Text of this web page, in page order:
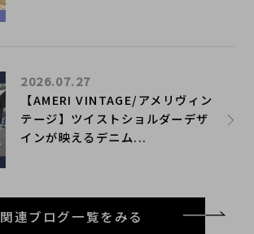
【AMERI VINTAGE/アメリヴィン
テージ】ツイストショルダーデザ
インが映えるデニム...
2026.07.27
関連ブログ一覧をみる